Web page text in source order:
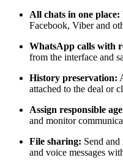
All chats in one place:
Facebook, Viber and
WhatsApp calls with
from the interface and
History preservation:
attached to the deal or
Assign responsible
and monitor
File sharing: Send
and voice messages